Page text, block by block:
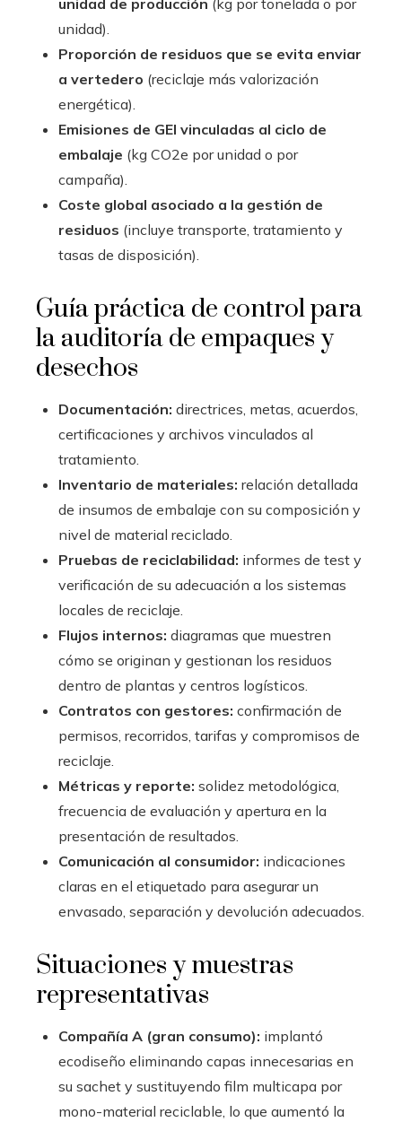
unidad).
Proporción de residuos que se evita enviar
a vertedero (reciclaje más valorización
energética).
Emisiones de GEI vinculadas al ciclo de
embalaje (kg CO2e por unidad o por
campaña).
Coste global asociado a la gestión de
residuos (incluye transporte, tratamiento y
tasas de disposición).
Guía práctica de control para
la auditoría de empaques y
desechos
Documentación: directrices, metas, acuerdos,
certificaciones y archivos vinculados al
tratamiento.
Inventario de materiales: relación detallada
de insumos de embalaje con su composición y
nivel de material reciclado.
Pruebas de reciclabilidad: informes de test y
verificación de su adecuación a los sistemas
locales de reciclaje.
Flujos internos: diagramas que muestren
cómo se originan y gestionan los residuos
dentro de plantas y centros logísticos.
Contratos con gestores: confirmación de
permisos, recorridos, tarifas y compromisos de
reciclaje.
Métricas y reporte: solidez metodológica,
frecuencia de evaluación y apertura en la
presentación de resultados.
Comunicación al consumidor: indicaciones
claras en el etiquetado para asegurar un
envasado, separación y devolución adecuados.
Situaciones y muestras
representativas
Compañía A (gran consumo): implantó
ecodiseño eliminando capas innecesarias en
su sachet y sustituyendo film multicapa por
mono-material reciclable, lo que aumentó la